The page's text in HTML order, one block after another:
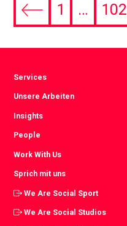
Previous
1 … 102
Services
Unsere Arbeiten
Insights
People
Work With Us
Sprich mit uns
We Are Social Sport
We Are Social Studios